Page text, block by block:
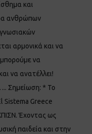
και
ανθρώπων
αρμονικά και να
να
να ανατέλλει!
* Το
Sistema Greece
Έχοντας ως
παιδεία και στην